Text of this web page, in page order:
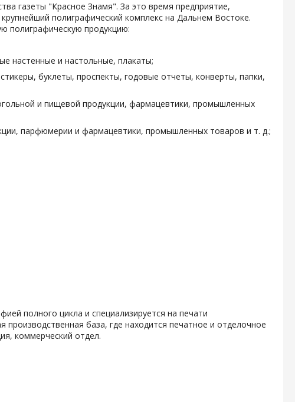
газеты "Красное Знамя". За это время предприятие,
полиграфический комплекс на Дальнем Востоке.
полиграфическую продукцию:
настенные и настольные, плакаты;
буклеты, проспекты, годовые отчеты, конверты, папки,
и пищевой продукции, фармацевтики, промышленных
парфюмерии и фармацевтики, промышленных товаров и т. д.;
полного цикла и специализируется на печати
база, где находится печатное и отделочное
коммерческий отдел.